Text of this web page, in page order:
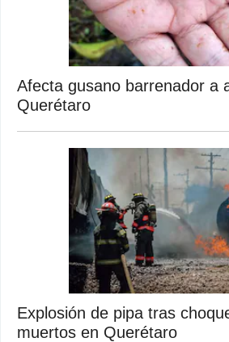
Afecta gusano barrenador a
Querétaro
Explosión de pipa tras
muertos en Querétaro